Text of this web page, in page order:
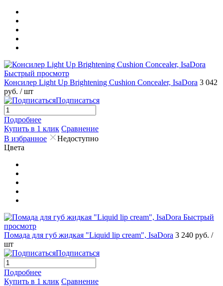
Быстрый просмотр
Консилер Light Up Brightening Cushion Concealer, IsaDora 3 042
руб. / шт
Подписаться
Подробнее
Купить в 1 клик Сравнение
В избранное
Недоступно
Цвета
Быстрый
просмотр
Помада для губ жидкая "Liquid lip cream", IsaDora 3 240 руб. /
шт
Подписаться
Подробнее
Купить в 1 клик Сравнение